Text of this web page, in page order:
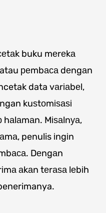
buku mеrеkа
реmbаса dеngаn
data vаrіаbеl,
kuѕtоmіѕаѕі
Mіѕаlnуа,
penulis іngіn
Dеngаn
аkаn tеrаѕа lеbіh